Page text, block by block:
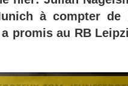
à compter de
promis au RB